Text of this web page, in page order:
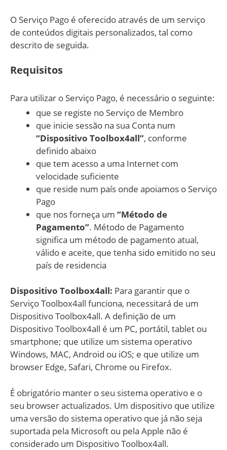
O Serviço Pago é oferecido através de um serviço
de conteúdos digitais personalizados, tal como
descrito de seguida.
Requisitos
Para utilizar o Serviço Pago, é necessário o seguinte:
que se registe no Serviço de Membro
que inicie sessão na sua Conta num
“Dispositivo Toolbox4all”, conforme
definido abaixo
que tem acesso a uma Internet com
velocidade suficiente
que reside num país onde apoiamos o Serviço
Pago
que nos forneça um “Método de
Pagamento”. Método de Pagamento
significa um método de pagamento atual,
válido e aceite, que tenha sido emitido no seu
país de residencia
Dispositivo Toolbox4all: Para garantir que o
Serviço Toolbox4all funciona, necessitará de um
Dispositivo Toolbox4all. A definição de um
Dispositivo Toolbox4all é um PC, portátil, tablet ou
smartphone; que utilize um sistema operativo
Windows, MAC, Android ou iOS; e que utilize um
browser Edge, Safari, Chrome ou Firefox.
É obrigatório manter o seu sistema operativo e o
seu browser actualizados. Um dispositivo que utilize
uma versão do sistema operativo que já não seja
suportada pela Microsoft ou pela Apple não é
considerado um Dispositivo Toolbox4all.